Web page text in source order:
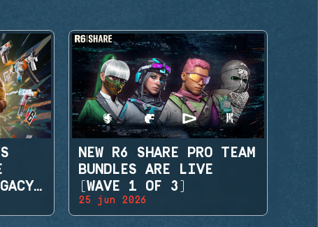
NEW R6 SHARE PRO TEAM
BUNDLES ARE LIVE
(WAVE 1 OF 3)
25 jun 2026